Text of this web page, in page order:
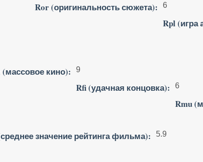
Ror (оригинальность сюжета): 6
Rpl (игра
(массовое кино): 9
Rfi (удачная концовка): 6
Rmu
значение рейтинга фильма): 5.9